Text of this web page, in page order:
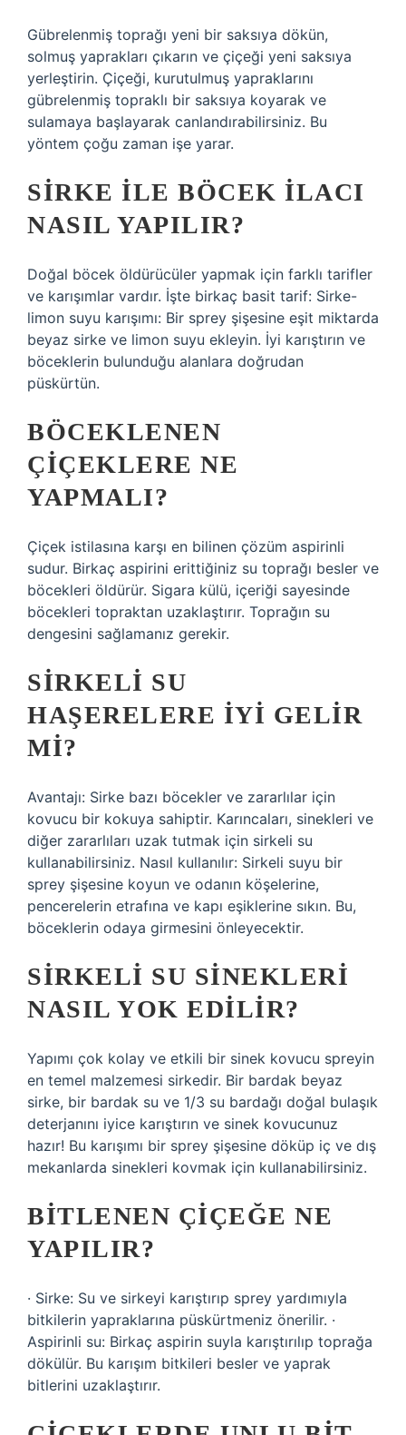
Gübrelenmiş toprağı yeni bir saksıya dökün,
solmuş yaprakları çıkarın ve çiçeği yeni saksıya
yerleştirin. Çiçeği, kurutulmuş yapraklarını
gübrelenmiş topraklı bir saksıya koyarak ve
sulamaya başlayarak canlandırabilirsiniz. Bu
yöntem çoğu zaman işe yarar.
SIRKE ILE BÖCEK ILACI
NASIL YAPILIR?
Doğal böcek öldürücüler yapmak için farklı tarifler
ve karışımlar vardır. İşte birkaç basit tarif: Sirke-
limon suyu karışımı: Bir sprey şişesine eşit miktarda
beyaz sirke ve limon suyu ekleyin. İyi karıştırın ve
böceklerin bulunduğu alanlara doğrudan
püskürtün.
BÖCEKLENEN
ÇIÇEKLERE NE
YAPMALI?
Çiçek istilasına karşı en bilinen çözüm aspirinli
sudur. Birkaç aspirini erittiğiniz su toprağı besler ve
böcekleri öldürür. Sigara külü, içeriği sayesinde
böcekleri topraktan uzaklaştırır. Toprağın su
dengesini sağlamanız gerekir.
SIRKELI SU
HAŞERELERE IYI GELIR
MI?
Avantajı: Sirke bazı böcekler ve zararlılar için
kovucu bir kokuya sahiptir. Karıncaları, sinekleri ve
diğer zararlıları uzak tutmak için sirkeli su
kullanabilirsiniz. Nasıl kullanılır: Sirkeli suyu bir
sprey şişesine koyun ve odanın köşelerine,
pencerelerin etrafına ve kapı eşiklerine sıkın. Bu,
böceklerin odaya girmesini önleyecektir.
SIRKELI SU SINEKLERI
NASIL YOK EDILIR?
Yapımı çok kolay ve etkili bir sinek kovucu spreyin
en temel malzemesi sirkedir. Bir bardak beyaz
sirke, bir bardak su ve 1/3 su bardağı doğal bulaşık
deterjanını iyice karıştırın ve sinek kovucunuz
hazır! Bu karışımı bir sprey şişesine döküp iç ve dış
mekanlarda sinekleri kovmak için kullanabilirsiniz.
BITLENEN ÇIÇEĞE NE
YAPILIR?
· Sirke: Su ve sirkeyi karıştırıp sprey yardımıyla
bitkilerin yapraklarına püskürtmeniz önerilir. ·
Aspirinli su: Birkaç aspirin suyla karıştırılıp toprağa
dökülür. Bu karışım bitkileri besler ve yaprak
bitlerini uzaklaştırır.